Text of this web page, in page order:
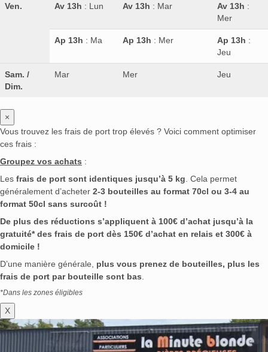
Ven. Av 13h : Lun Av 13h : Mar Av 13h :
Mer
Ap 13h : Ma Ap 13h : Mer Ap 13h :
Jeu
Sam. /
Dim.
Mar Mer Jeu
×
Vous trouvez les frais de port trop élevés ? Voici comment optimiser
ces frais :
Groupez vos achats :
Les frais de port sont identiques jusqu’à 5 kg . Cela permet
généralement d’acheter 2-3 bouteilles au format 70cl ou 3-4 au
format 50cl sans surcoût !
De plus des réductions s’appliquent à 100€ d’achat jusqu’à la
gratuité* des frais de port dès 150€ d’achat en relais et 300€ à
domicile !
D’une manière générale, plus vous prenez de bouteilles, plus les
frais de port par bouteille sont bas
*Dans les zones éligibles
X